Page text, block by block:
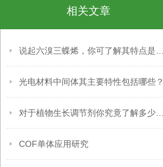
相关文章
光电材料中间体其主要特性包括哪些？
COF单体应用研究